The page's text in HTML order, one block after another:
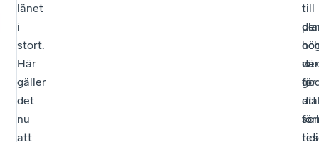
länet
i
stort.
Här
gäller
det
nu
att
i
för
att
till